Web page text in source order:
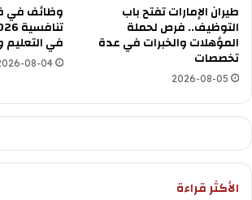
طيران الإمارات تفتح باب
التوظيف.. فرص لحملة
المؤهلات والخبرات في عدة
تخصصات
2026-08-05
وظائف في
في التعليم
08-04
الأكثر قراءة